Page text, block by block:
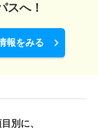
スへ！
報をみる
別に、